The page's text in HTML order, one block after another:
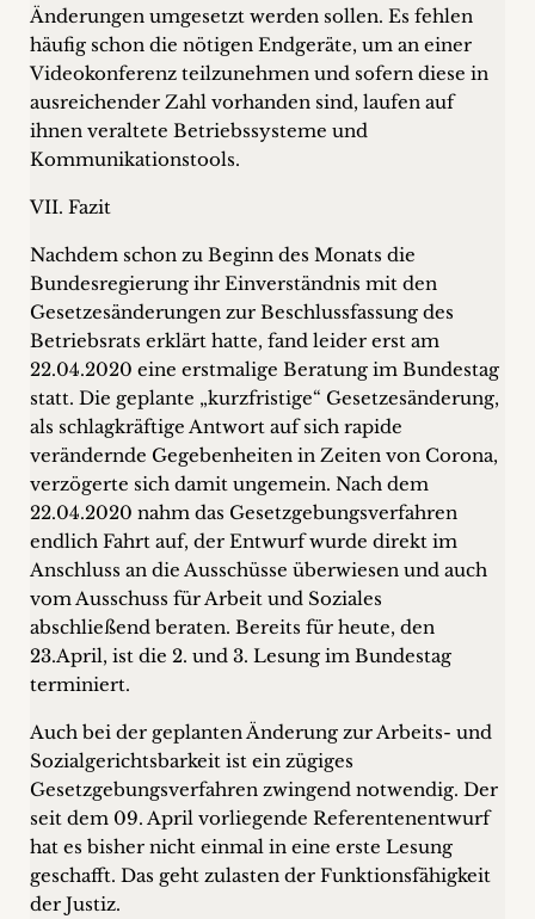
Änderungen umgesetzt werden sollen. Es fehlen
häufig schon die nötigen Endgeräte, um an einer
Videokonferenz teilzunehmen und sofern diese in
ausreichender Zahl vorhanden sind, laufen auf
ihnen veraltete Betriebssysteme und
Kommunikationstools.
VII. Fazit
Nachdem schon zu Beginn des Monats die
Bundesregierung ihr Einverständnis mit den
Gesetzesänderungen zur Beschlussfassung des
Betriebsrats erklärt hatte, fand leider erst am
22.04.2020 eine erstmalige Beratung im Bundestag
statt. Die geplante „kurzfristige“ Gesetzesänderung,
als schlagkräftige Antwort auf sich rapide
verändernde Gegebenheiten in Zeiten von Corona,
verzögerte sich damit ungemein. Nach dem
22.04.2020 nahm das Gesetzgebungsverfahren
endlich Fahrt auf, der Entwurf wurde direkt im
Anschluss an die Ausschüsse überwiesen und auch
vom Ausschuss für Arbeit und Soziales
abschließend beraten. Bereits für heute, den
23.April, ist die 2. und 3. Lesung im Bundestag
terminiert.
Auch bei der geplanten Änderung zur Arbeits- und
Sozialgerichtsbarkeit ist ein zügiges
Gesetzgebungsverfahren zwingend notwendig. Der
seit dem 09. April vorliegende Referentenentwurf
hat es bisher nicht einmal in eine erste Lesung
geschafft. Das geht zulasten der Funktionsfähigkeit
der Justiz.